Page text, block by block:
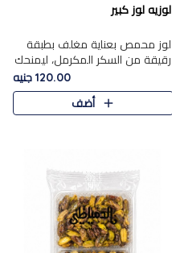
لوزيه لوز كبير
لوز محمص بعناية مغلف بطبقة
رقيقة من السكر المكرمل، ليمنحك
قرمشة راقية ونكهة غنية تبرز
فخامة اللوز في كل قطعة.
120.00 جنيه
أضف